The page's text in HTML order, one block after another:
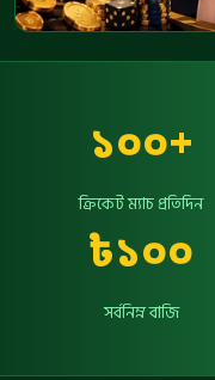
১০০+
ক্রিকেট ম্যাচ প্রতিদিন
৳১০০
সর্বনিম্ন বাজি